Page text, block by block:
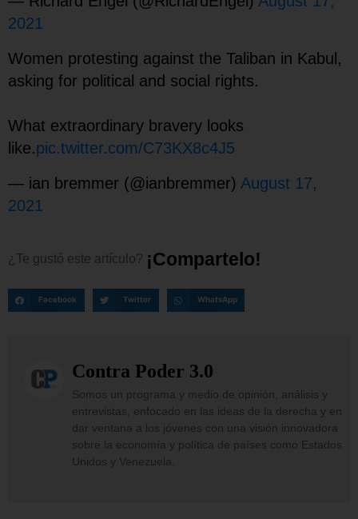
2021
Women protesting against the Taliban in Kabul,
asking for political and social rights.
What extraordinary bravery looks
like.pic.twitter.com/C73KX8c4J5
— ian bremmer (@ianbremmer) August 17,
2021
¿Te gustó este artículo? ¡Compartelo!
Facebook Twitter WhatsApp
Contra Poder 3.0
Somos un programa y medio de opinión, análisis y
entrevistas, enfocado en las ideas de la derecha y en
dar ventana a los jóvenes con una visión innovadora
sobre la economía y política de países como Estados
Unidos y Venezuela.